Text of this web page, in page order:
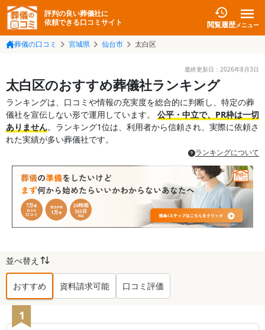
評判の良い葬儀社に
依頼できる口コミサイト
閲覧履歴メニュー
葬儀の口コミ 宮城県 仙台市 太白区
最終更新日： 2026年8月3日
太白区のおすすめ葬儀社ランキング
ランキングは、口コミや情報の充実度を総合的に判断し、特定の葬
儀社を宣伝しない形で運用しています。 公平・中立で、PR枠は一切
ありません。ランキング1位は、利用者から信頼され、実際に依頼さ
れた実績が多い葬儀社です。
ランキングについて
並べ替え
おすすめ 資料請求可能 口コミ評価
太白区
1